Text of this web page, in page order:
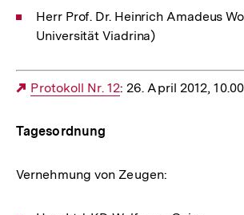
Herr Prof. Dr. Heinrich Amadeus
Universität Viadrina)
Externer
Protokoll Nr. 12: 26. April 2012,
Tagesordnung
Vernehmung von Zeugen: